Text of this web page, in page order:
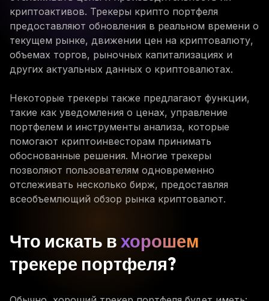
криптоактивов. Трекеры крипто портфеля
предоставляют обновления в реальном времени о
текущем рынке, движении цен на криптовалюту,
объемах торгов, рыночных капитализациях и
других актуальных данных о криптовалютах.
Некоторые трекеры также предлагают функции,
такие как уведомления о ценах, управление
портфелем и инструменты анализа, которые
помогают криптоинвесторам принимать
обоснованные решения. Многие трекеры
позволяют пользователям одновременно
отслеживать несколько бирж, предоставляя
всеобъемлющий обзор рынка криптовалют.
Что искать вхорошем
трекере портфеля?